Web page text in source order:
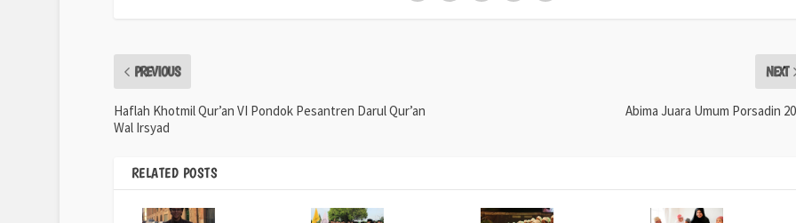
PREVIOUS
Haflah Khotmil Qur’an VI Pondok Pesantren Darul Qur’an
Wal Irsyad
NEXT
Abima Juara Umum Porsadin
RELATED POSTS